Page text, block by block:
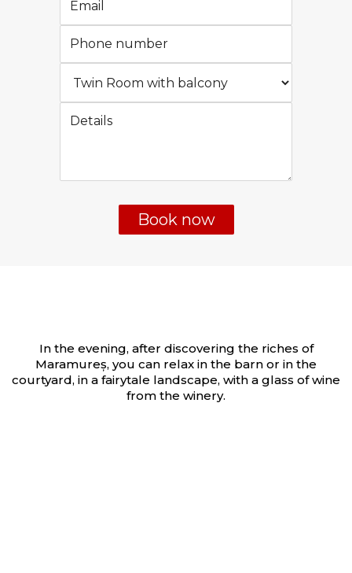
Book now
In the evening, after discovering the riches of
Maramureș, you can relax in the barn or in the
courtyard, in a fairytale landscape, with a glass of wine
from the winery.